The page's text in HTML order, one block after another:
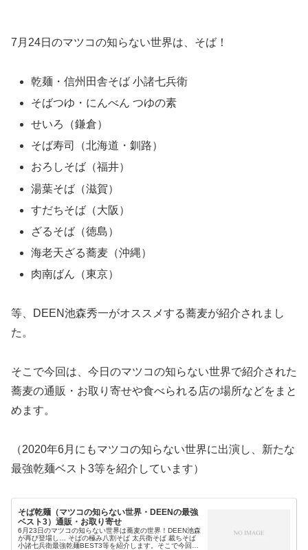
7月24日のマツコの知らない世界は、そば！
乾麺・信州田舎そば 小諸七兵衛
そばつゆ・にんべん つゆの素
せいろ（鎌倉）
そば寿司（北海道・釧路）
おろしそば（福井）
湯葉そば（滋賀）
すだちそば（大阪）
ざるそば（徳島）
海老天ざる蕎麦（沖縄）
肉南ばん（東京）
等、DEEN池森秀一がオススメする蕎麦が紹介されまし
た。
そこで今回は、今日のマツコの知らない世界で紹介された
蕎麦の通販・お取り寄せや食べられる店の場所などをまと
めます。
（2020年6月にもマツコの知らない世界に出演し、新たな
最強乾麺ベスト3等を紹介しています）
そば乾麺（マツコの知らない世界・DEENの最強
ベスト3）通販・お取り寄せ
6月23日のマツコの知らない世界は蕎麦の世界！DEEN池森
が再び登場し… そばの極み八割そば 太兵衛そば 裁ちそば
小諸七兵衛最強乾麺BEST3等を紹介します。そこで今回